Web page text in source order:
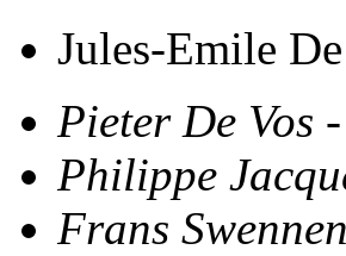
Jules-Emile
Pieter De Vos
Philippe
Frans